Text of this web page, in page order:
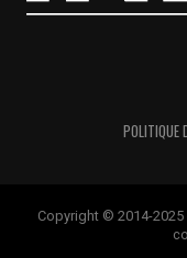
POLITIQUE
Copyright © 2014-